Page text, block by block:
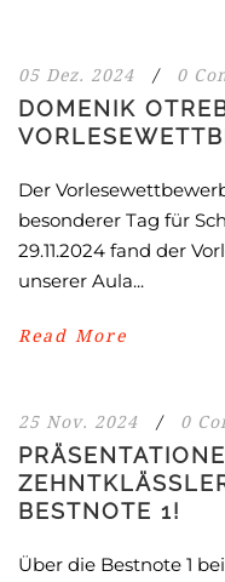
05 Dez. 2024 / 0
DOMENIK
Der
besonderer Tag für
29.11.2024 fand der
unserer Aula...
Read More
25 Nov. 2024 / 0
BESTNOTE 1!
Über die Bestnote 1